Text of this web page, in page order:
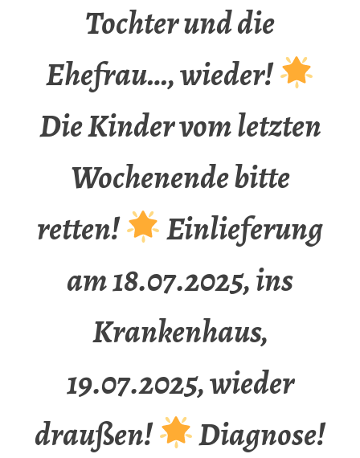
Tochter und die
Ehefrau…, wieder!
Die Kinder vom letzten
Wochenende bitte
retten!
Einlieferung
am 18.07.2025, ins
Krankenhaus,
19.07.2025, wieder
draußen!
Diagnose!